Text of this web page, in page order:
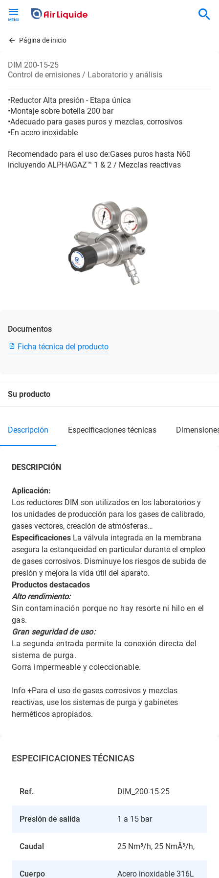
contentPágina de inicio
DIM 200-15-25
Control de emisiones / Laboratorio y análisis
•Reductor Alta presión - Etapa única
•Montaje sobre botella 200 bar
•Adecuado para gases puros y mezclas, corrosivos
•En acero inoxidable
Recomendado para el uso de:Gases puros hasta N60
incluyendo ALPHAGAZ™ 1 & 2 / Mezclas reactivas
Documentos
Ficha técnica del producto
Su producto
descripción especificaciones técnicas
DESCRIPCIÓN
Aplicación:
Los reductores DIM son utilizados en los laboratorios y
los unidades de producción para los gases de calibrado,
gases vectores, creación de atmósferas…
Especificaciones La válvula integrada en la membrana
asegura la estanqueidad en particular durante el empleo
de gases corrosivos. Disminuye los riesgos de subida de
presión y mejora la vida útil del aparato.
Productos destacados
Alto rendimiento:
Sin contaminación porque no hay resorte ni hilo en el
gas.
Gran seguridad de uso:
La segunda entrada permite la conexión directa del
sistema de purga.
Gorra impermeable y coleccionable.
Info +Para el uso de gases corrosivos y mezclas
reactivas, use los sistemas de purga y gabinetes
herméticos apropiados.
ESPECIFICACIONES TÉCNICAS
Ref. DIM_200-15-25
Presión de salida 1 a 15 bar
Caudal 25 Nm³/h, 25 NmÂ³/h,
Cuerpo Acero inoxidable 316L